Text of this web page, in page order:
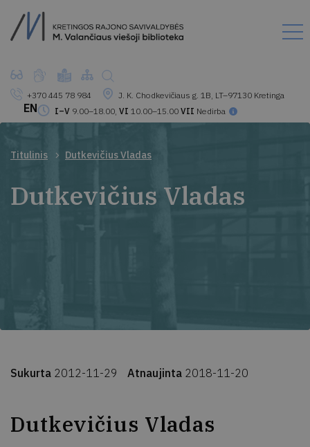
+370 445 78 984
J. K. Chodkevičiaus g. 1B, LT–97130 Kretinga
I–V 9.00–18.00, VI 10.00–15.00 VII Nedirba
EN
Titulinis Dutkevičius Vladas
Dutkevičius Vladas
Sukurta 2012-11-29 Atnaujinta 2018-11-20
Dutkevičius Vladas